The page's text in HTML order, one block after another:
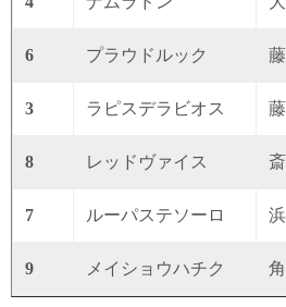
6 プラウドルック
3 ラピスデラビオス
8 レッドヴァイス
7 ルーパステソーロ
9 メイショウハチク